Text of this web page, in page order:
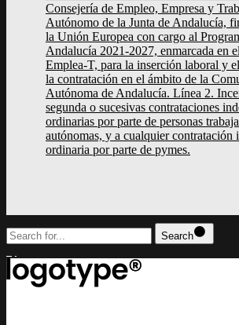
Consejería de Empleo, Empresa y
Autónomo de la Junta de Andalucía,
la Unión Europea con cargo al
Andalucía 2021-2027, enmarcada en
Emplea-T, para la inserción laboral y
la contratación en el ámbito de la
Autónoma de Andalucía. Línea 2.
segunda o sucesivas contrataciones
ordinarias por parte de personas
autónomas, y a cualquier contratación
ordinaria por parte de pymes.
Search